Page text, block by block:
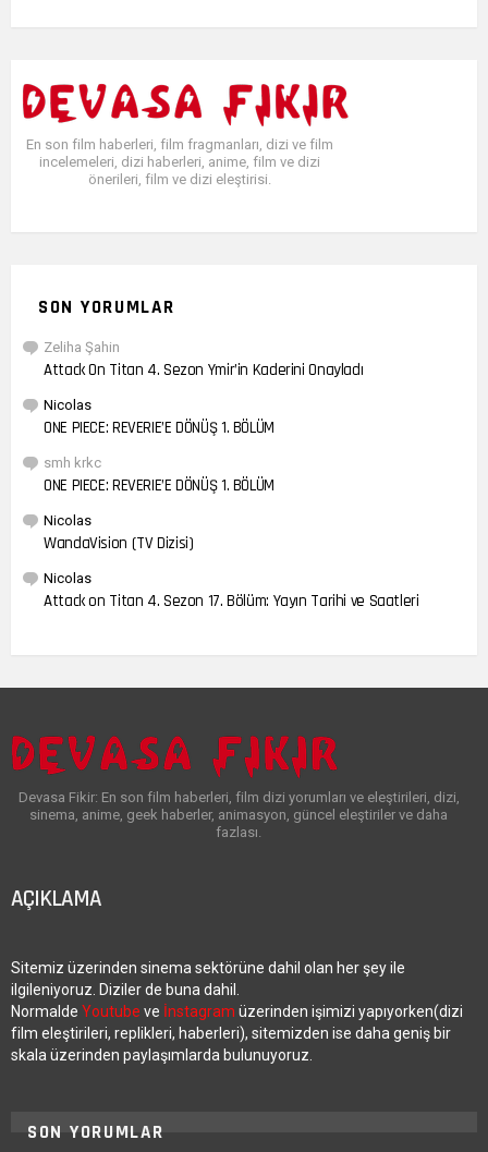
En son film haberleri, film fragmanları, dizi ve film
incelemeleri, dizi haberleri, anime, film ve dizi
önerileri, film ve dizi eleştirisi.
SON YORUMLAR
Zeliha Şahin
Attack On Titan 4. Sezon Ymir’in Kaderini Onayladı
Nicolas
ONE PIECE: REVERIE’E DÖNÜŞ 1. BÖLÜM
smh krkc
ONE PIECE: REVERIE’E DÖNÜŞ 1. BÖLÜM
Nicolas
WandaVision (TV Dizisi)
Nicolas
Attack on Titan 4. Sezon 17. Bölüm: Yayın Tarihi ve Saatleri
Devasa Fikir: En son film haberleri, film dizi yorumları ve eleştirileri, dizi,
sinema, anime, geek haberler, animasyon, güncel eleştiriler ve daha
fazlası.
AÇIKLAMA
Sitemiz üzerinden sinema sektörüne dahil olan her şey ile
ilgileniyoruz. Diziler de buna dahil.
Normalde Youtube ve İnstagram üzerinden işimizi yapıyorken(dizi
film eleştirileri, replikleri, haberleri), sitemizden ise daha geniş bir
skala üzerinden paylaşımlarda bulunuyoruz.
SON YORUMLAR